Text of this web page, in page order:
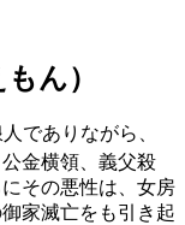
ん）
でありながら、
金横領、義父殺
その悪性は、女房
家滅亡をも引き起